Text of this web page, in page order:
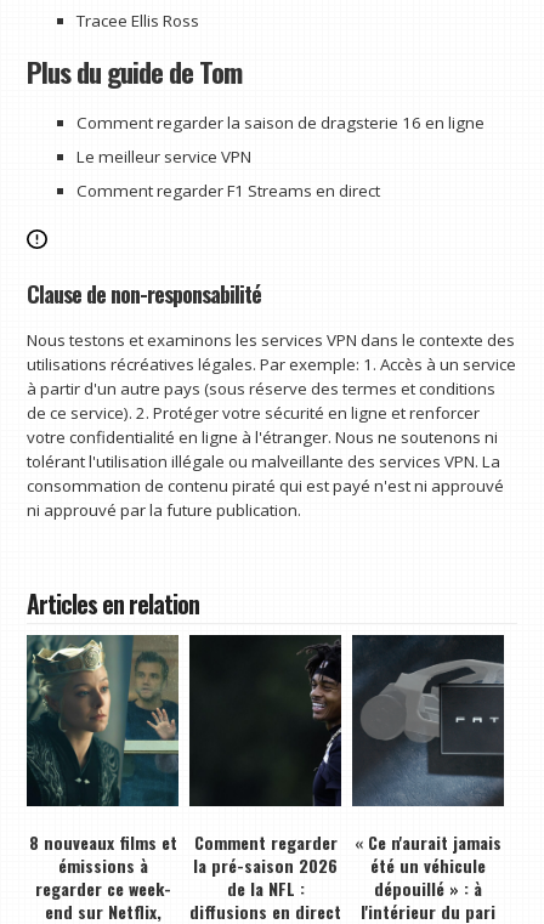
Tracee Ellis Ross
Plus du guide de Tom
Comment regarder la saison de dragsterie 16 en ligne
Le meilleur service VPN
Comment regarder F1 Streams en direct
Clause de non-responsabilité
Nous testons et examinons les services VPN dans le contexte des
utilisations récréatives légales. Par exemple: 1. Accès à un service
à partir d'un autre pays (sous réserve des termes et conditions
de ce service). 2. Protéger votre sécurité en ligne et renforcer
votre confidentialité en ligne à l'étranger. Nous ne soutenons ni
tolérant l'utilisation illégale ou malveillante des services VPN. La
consommation de contenu piraté qui est payé n'est ni approuvé
ni approuvé par la future publication.
Articles en relation
8 nouveaux films et
émissions à
regarder ce week-
end sur Netflix,
Comment regarder
la pré-saison 2026
de la NFL :
diffusions en direct
« Ce n'aurait jamais
été un véhicule
dépouillé » : à
l'intérieur du pari